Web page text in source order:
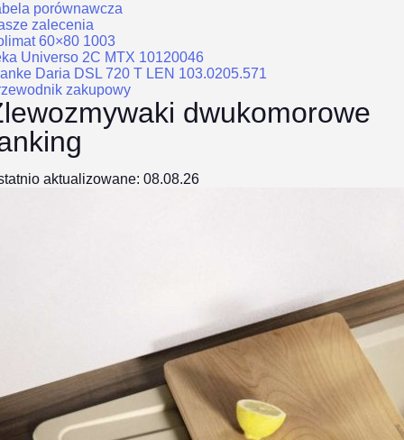
porównawcza
zalecenia
60×80 1003
Universo 2C MTX 10120046
Daria DSL 720 T LEN 103.0205.571
zakupowy
dwukomorowe
aktualizowane: 08.08.26